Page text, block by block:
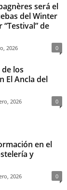
será el
del Winter
de
2026 0
los
El Ancla del
2026 0
en el
y
2026 0